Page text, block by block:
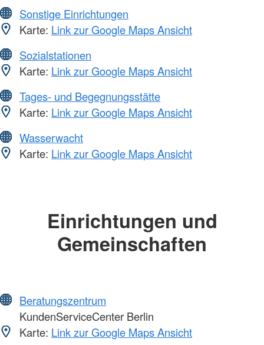
Sonstige Einrichtungen
Karte: Link zur Google Maps Ansicht
Sozialstationen
Karte: Link zur Google Maps Ansicht
Tages- und Begegnungsstätte
Karte: Link zur Google Maps Ansicht
Wasserwacht
Karte: Link zur Google Maps Ansicht
Einrichtungen und
Gemeinschaften
Beratungszentrum
KundenServiceCenter Berlin
Karte: Link zur Google Maps Ansicht